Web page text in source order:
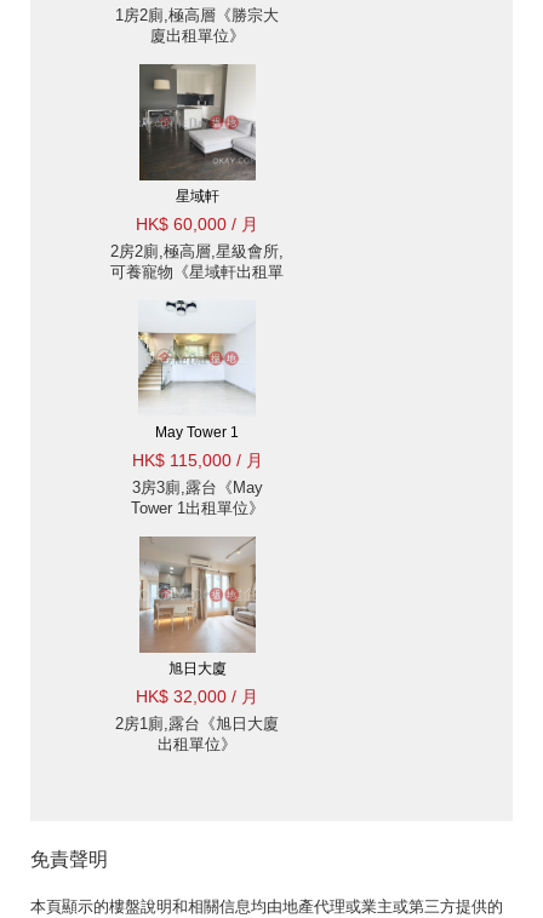
1房2廁,極高層《勝宗大
廈出租單位》
星域軒
HK$ 60,000 / 月
2房2廁,極高層,星級會所,
可養寵物《星域軒出租單
May Tower 1
HK$ 115,000 / 月
3房3廁,露台《May
Tower 1出租單位》
旭日大廈
HK$ 32,000 / 月
2房1廁,露台《旭日大廈
出租單位》
免責聲明
本頁顯示的樓盤說明和相關信息均由地產代理或業主或第三方提供的